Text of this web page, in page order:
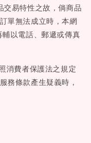
交易特性之故，倘商品
單無法成立時，本網
以電話、郵遞或傳真
消費者保護法之規定
務條款產生疑義時，